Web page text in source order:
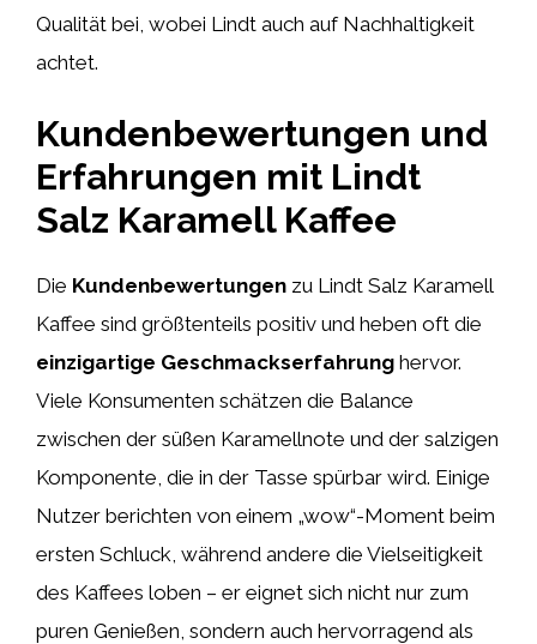
Qualität bei, wobei Lindt auch auf Nachhaltigkeit
achtet.
Kundenbewertungen und
Erfahrungen mit Lindt
Salz Karamell Kaffee
Die Kundenbewertungen zu Lindt Salz Karamell
Kaffee sind größtenteils positiv und heben oft die
einzigartige Geschmackserfahrung hervor.
Viele Konsumenten schätzen die Balance
zwischen der süßen Karamellnote und der salzigen
Komponente, die in der Tasse spürbar wird. Einige
Nutzer berichten von einem „wow“-Moment beim
ersten Schluck, während andere die Vielseitigkeit
des Kaffees loben – er eignet sich nicht nur zum
puren Genießen, sondern auch hervorragend als